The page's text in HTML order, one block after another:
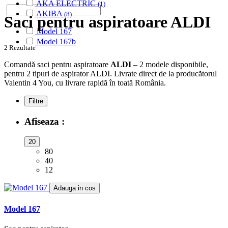
AKA ELECTRIC (1)
AKIBA (8)
ALASKA (28)
ALBATROS
ALFATEC (17)
ALIV (1)
ALLERGY CARE (1)
ALMERIA (1)
ALPINA
ALTIC
ALTUS
AMADIS
AMROS
AMSTAR
AMSTERDAM
ANTECH (2)
AQUA VAC
Model 167
Model 167b
Saci pentru aspiratoare ALDI
2 Rezultate
Comandă saci pentru aspiratoare ALDI – 2 modele disponibile,
pentru 2 tipuri de aspirator ALDI. Livrate direct de la producătorul
Valentin 4 You, cu livrare rapidă în toată România.
Filtre
Afiseaza :
20
80
40
12
Adauga in cos
Model 167